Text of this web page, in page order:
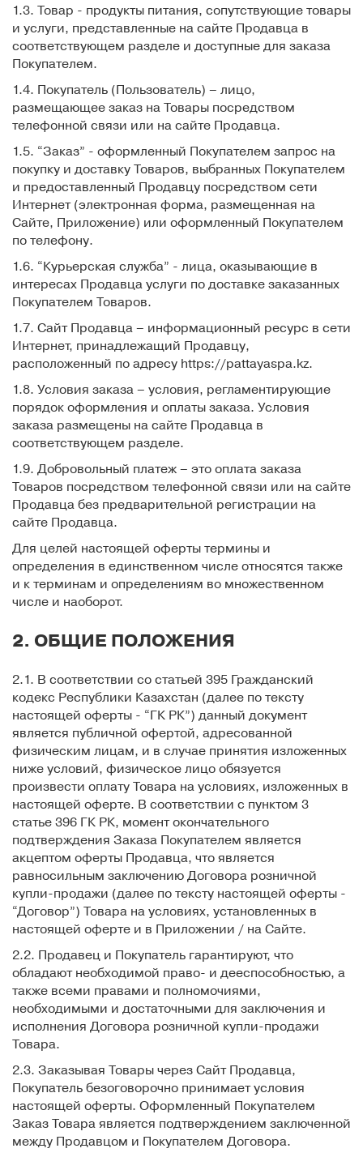
1.3. Товар - продукты питания, сопутствующие товары
и услуги, представленные на сайте Продавца в
соответствующем разделе и доступные для заказа
Покупателем.
1.4. Покупатель (Пользователь) – лицо,
размещающее заказ на Товары посредством
телефонной связи или на сайте Продавца.
1.5. “Заказ” - оформленный Покупателем запрос на
покупку и доставку Товаров, выбранных Покупателем
и предоставленный Продавцу посредством сети
Интернет (электронная форма, размещенная на
Сайте, Приложение) или оформленный Покупателем
по телефону.
1.6. “Курьерская служба” - лица, оказывающие в
интересах Продавца услуги по доставке заказанных
Покупателем Товаров.
1.7. Сайт Продавца – информационный ресурс в сети
Интернет, принадлежащий Продавцу,
расположенный по адресу https://pattayaspa.kz.
1.8. Условия заказа – условия, регламентирующие
порядок оформления и оплаты заказа. Условия
заказа размещены на сайте Продавца в
соответствующем разделе.
1.9. Добровольный платеж – это оплата заказа
Товаров посредством телефонной связи или на сайте
Продавца без предварительной регистрации на
сайте Продавца.
Для целей настоящей оферты термины и
определения в единственном числе относятся также
и к терминам и определениям во множественном
числе и наоборот.
2. ОБЩИЕ ПОЛОЖЕНИЯ
2.1. В соответствии со статьей 395 Гражданский
кодекс Республики Казахстан (далее по тексту
настоящей оферты - “ГК РК”) данный документ
является публичной офертой, адресованной
физическим лицам, и в случае принятия изложенных
ниже условий, физическое лицо обязуется
произвести оплату Товара на условиях, изложенных в
настоящей оферте. В соответствии с пунктом 3
статье 396 ГК РК, момент окончательного
подтверждения Заказа Покупателем является
акцептом оферты Продавца, что является
равносильным заключению Договора розничной
купли-продажи (далее по тексту настоящей оферты -
“Договор”) Товара на условиях, установленных в
настоящей оферте и в Приложении / на Сайте.
2.2. Продавец и Покупатель гарантируют, что
обладают необходимой право- и дееспособностью, а
также всеми правами и полномочиями,
необходимыми и достаточными для заключения и
исполнения Договора розничной купли-продажи
Товара.
2.3. Заказывая Товары через Сайт Продавца,
Покупатель безоговорочно принимает условия
настоящей оферты. Оформленный Покупателем
Заказ Товара является подтверждением заключенной
между Продавцом и Покупателем Договора.